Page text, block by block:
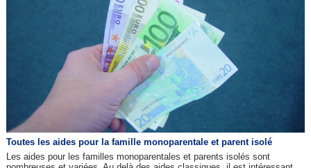
Toutes les aides pour la famille monoparentale et parent isolé
Les aides pour les familles monoparentales et parents isolés sont